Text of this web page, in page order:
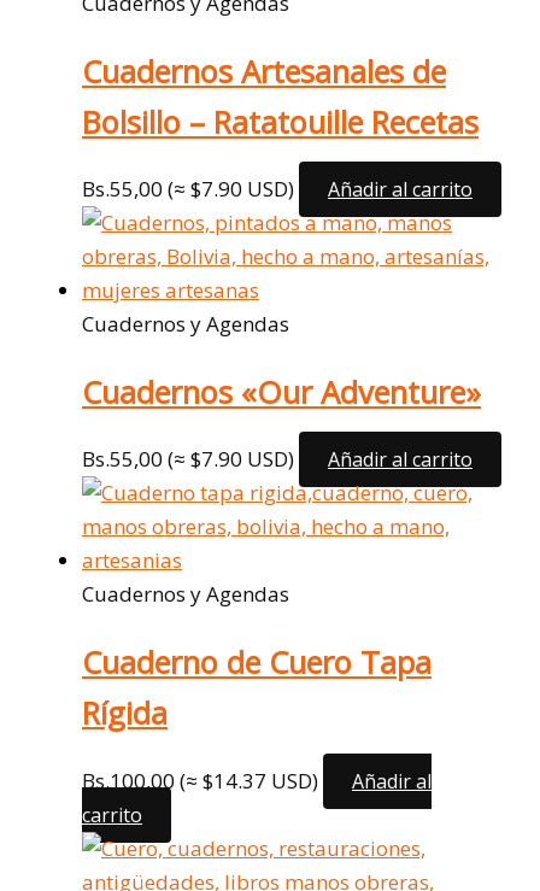
Cuadernos Artesanales de
Bolsillo – Ratatouille Recetas
Bs.55,00 (≈ $7.90 USD) Añadir al carrito
Cuadernos y Agendas
Cuadernos «Our Adventure»
Bs.55,00 (≈ $7.90 USD) Añadir al carrito
Cuadernos y Agendas
Cuaderno de Cuero Tapa
Rígida
Bs.100,00 (≈ $14.37 USD)
Añadir al
carrito